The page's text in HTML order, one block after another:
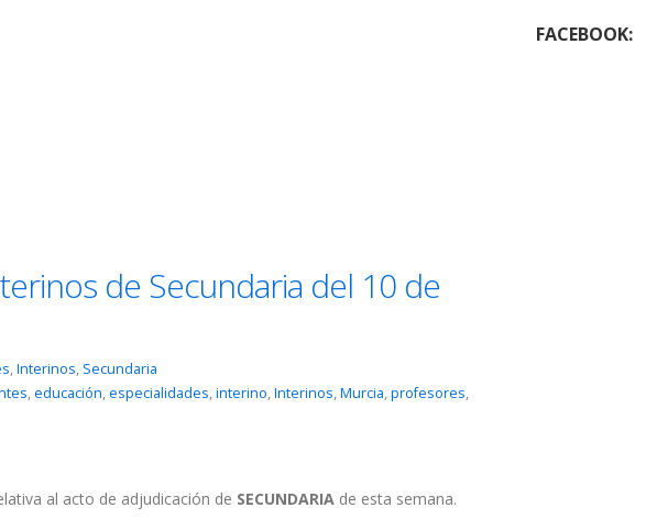
de Secundaria del 10 de
,Interinos, Secundaria
,educación,especialidades,interino,Interinos,Murcia,profesores,
al acto de adjudicación de SECUNDARIA de esta semana.
FACEBOOK: